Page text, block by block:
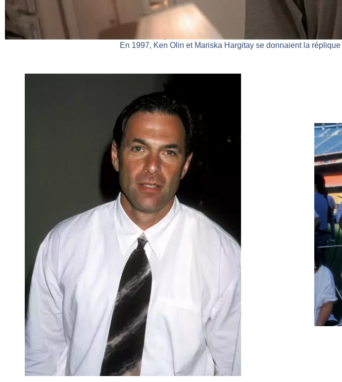
En 1997, Ken Olin et Mariska Hargitay se donnaient la